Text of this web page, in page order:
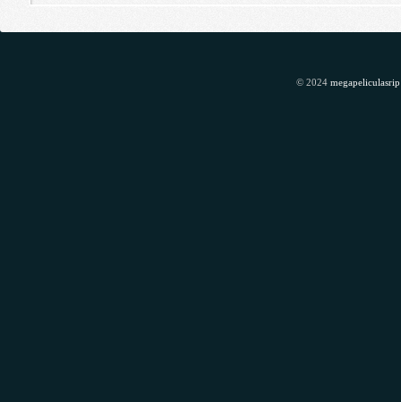
© 2024 megapeliculasrip